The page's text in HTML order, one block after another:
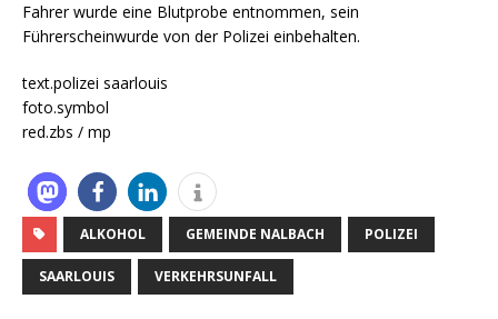
Fahrer wurde eine Blutprobe entnommen, sein
Führerscheinwurde von der Polizei einbehalten.
text.polizei saarlouis
foto.symbol
red.zbs / mp
ALKOHOL GEMEINDE NALBACH POLIZEI
SAARLOUIS VERKEHRSUNFALL